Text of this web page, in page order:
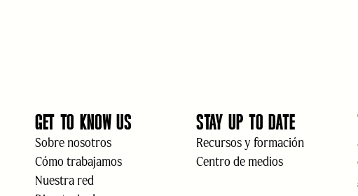
GET TO KNOW US
Sobre nosotros
Cómo trabajamos
Nuestra red
STAY UP TO DATE
Recursos y formación
Centro de medios